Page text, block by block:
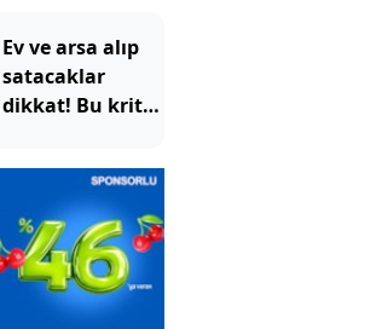
Ev ve arsa alıp
satacaklar
dikkat! Bu kritik
satış
yapamayacak